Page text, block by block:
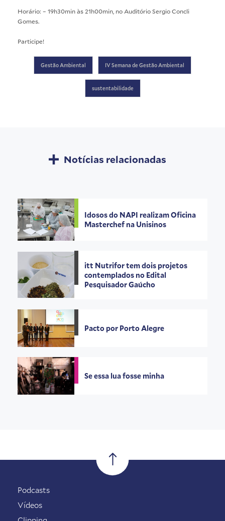
Horário: – 19h30min às 21h00min, no Auditório Sergio Concli
Gomes.
Participe!
Gestão Ambiental IV Semana de Gestão Ambiental
sustentabilidade
Notícias relacionadas
Idosos do NAPI realizam Oficina
Masterchef na Unisinos
itt Nutrifor tem dois projetos
contemplados no Edital
Pesquisador Gaúcho
Pacto por Porto Alegre
Se essa lua fosse minha
Podcasts
Vídeos